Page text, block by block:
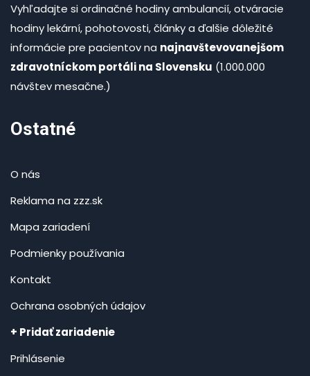
Vyhľadajte si ordinačné hodiny ambulancií, otváracie
hodiny lekární, pohotovosti, články a ďalšie dôležité
informácie pre pacientov na najnavštevovanejšom
zdravotníckom portáli na Slovensku (1.000.000
návštev mesačne.)
Ostatné
O nás
Reklama na zzz.sk
Mapa zariadení
Podmienky používania
Kontakt
Ochrana osobných údajov
+ Pridať zariadenie
Prihlásenie